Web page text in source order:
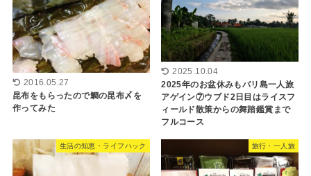
2016.05.27
昆布をもらったので鯛の昆布〆を
作ってみた
2025.10.04
2025年のお盆休みもバリ島一人旅
アゲイン⑦ウブド2日目はライスフ
ィールド散策からの舞踏鑑賞まで
フルコース
生活の知恵・ライフハック 旅行・一人旅